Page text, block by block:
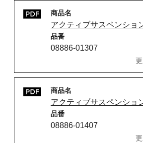
商品名
アクティブサスペンショ
品番
08886-01307
商品名
アクティブサスペンショ
品番
08886-01407